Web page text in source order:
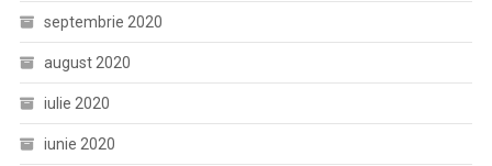
septembrie 2020
august 2020
iulie 2020
iunie 2020